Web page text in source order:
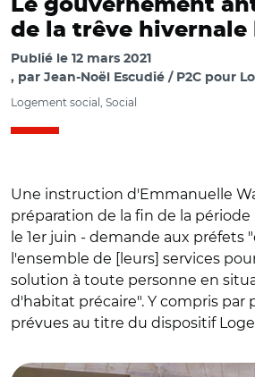
Le gouvernement
de la trêve hivernale
Publié le 12 mars 2021
par Jean-Noël Escudié / P2C pour
Logement social, Social
Une instruction d'Emmanuelle
préparation de la fin de la
le 1er juin - demande aux préfets
l'ensemble de [leurs] services
solution à toute personne en
d'habitat précaire". Y compris par
prévues au titre du dispositif